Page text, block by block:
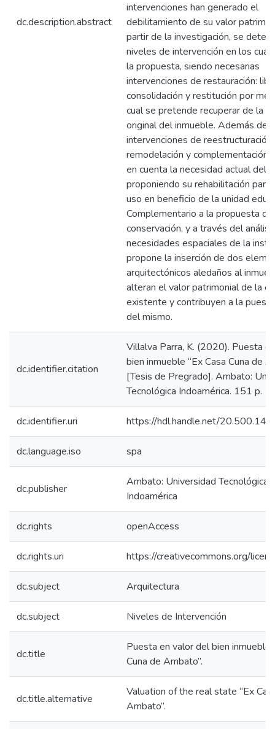
dc.description.abstract
intervenciones han generado el
debilitamiento de su valor
partir de la investigación, se
niveles de intervención en los
la propuesta, siendo necesarias
intervenciones de restauración:
consolidación y restitución por
cual se pretende recuperar de la
original del inmueble. Además de
intervenciones de reestructuración:
remodelación y complementación
en cuenta la necesidad actual del
proponiendo su rehabilitación para
uso en beneficio de la unidad
Complementario a la propuesta de
conservación, y a través del
necesidades espaciales de la
propone la inserción de dos
arquitectónicos aledaños al
alteran el valor patrimonial de la
existente y contribuyen a la
del mismo.
dc.identifier.citation
Villalva Parra, K. (2020). Puesta
bien inmueble “Ex Casa Cuna de
[Tesis de Pregrado]. Ambato:
Tecnológica Indoamérica. 151 p.
dc.identifier.uri https://hdl.handle.net/
dc.language.iso spa
dc.publisher
Ambato: Universidad Tecnológica
Indoamérica
dc.rights openAccess
dc.rights.uri https://creativecommons.org/
dc.subject Arquitectura
dc.subject Niveles de Intervención
dc.title
Puesta en valor del bien inmueble
Cuna de Ambato”.
dc.title.alternative
Valuation of the real state “Ex
Ambato”.